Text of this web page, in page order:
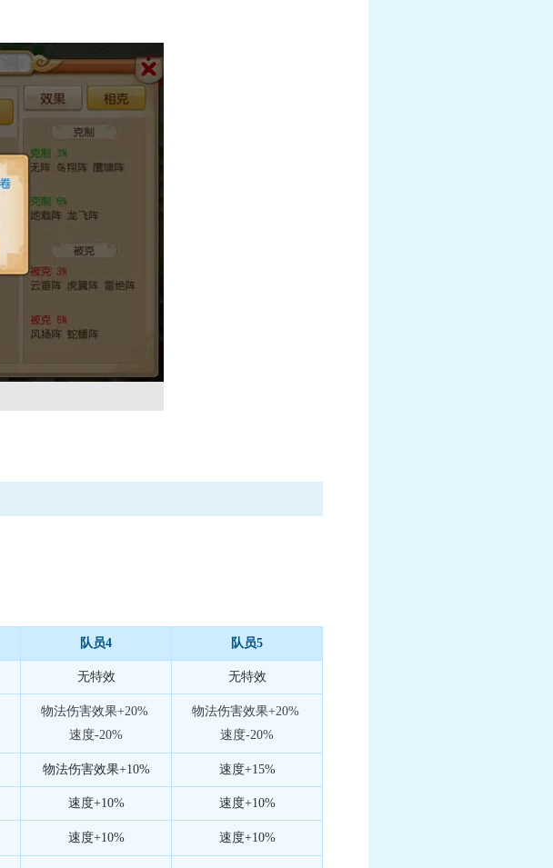
队员4 队员5
无特效 无特效
物法伤害效果+20%
速度-20%
物法伤害效果+20%
速度-20%
物法伤害效果+10% 速度+15%
速度+10% 速度+10%
速度+10% 速度+10%